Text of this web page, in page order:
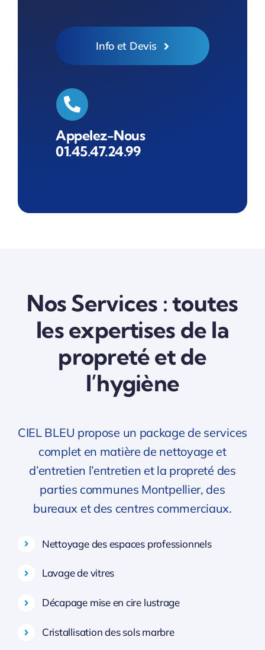
Info et Devis
Appelez-Nous
01.45.47.24.99
Nos Services : toutes
les expertises de la
propreté et de
l’hygiène
CIEL BLEU propose un package de services
complet en matière de nettoyage et
d’entretien l’entretien et la propreté des
parties communes Montpellier, des
bureaux et des centres commerciaux.
Nettoyage des espaces professionnels
Lavage de vitres
Décapage mise en cire lustrage
Cristallisation des sols marbre